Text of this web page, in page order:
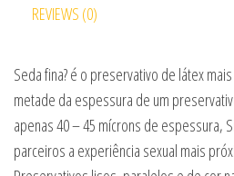
REVIEWS (0)
Seda fina? é o preservativo de látex
metade da espessura de um
apenas 40 – 45 mícrons de espessura,
parceiros a experiência sexual mais